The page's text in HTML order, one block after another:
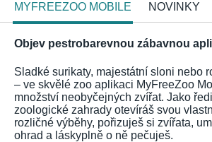
MYFREEZOO MOBILE NOVINKY
Objev pestrobarevnou zábavnou
Sladké surikaty, majestátní sloni nebo
– ve skvělé zoo aplikaci MyFreeZoo
množství neobyčejných zvířat. Jako
zoologické zahrady otevíráš svou
rozličné výběhy, pořizuješ si zvířata,
ohrad a láskyplně o ně pečuješ.